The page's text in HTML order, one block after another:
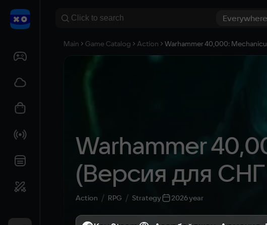
Main Game Catalog Action Warhammer 40,000:
Warhammer
(Версия для
Action RPG Strategy 2026 year